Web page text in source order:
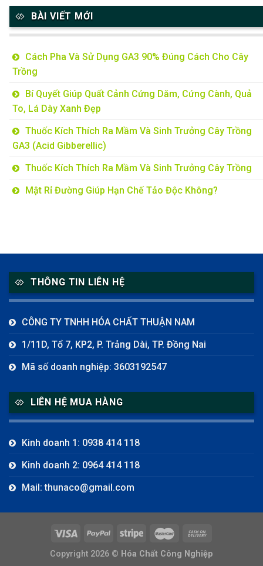
BÀI VIẾT MỚI
Cách Pha Và Sử Dụng GA3 90% Đúng Cách Cho Cây
Trồng
Bí Quyết Giúp Quất Cảnh Cứng Dăm, Cứng Cành, Quả
To, Lá Dày Xanh Đẹp
Thuốc Kích Thích Ra Mầm Và Sinh Trưởng Cây Trồng
GA3 (Acid Gibberellic)
Thuốc Kích Thích Ra Mầm Và Sinh Trưởng Cây Trồng
Mật Rỉ Đường Giúp Hạn Chế Tảo Độc Không?
THÔNG TIN LIÊN HỆ
CÔNG TY TNHH HÓA CHẤT THUẬN NAM
1/11D, Tổ 7, KP2, P. Trảng Dài, TP. Đồng Nai
Mã số doanh nghiệp: 3603192547
LIÊN HỆ MUA HÀNG
Kinh doanh 1: 0938 414 118
Kinh doanh 2: 0964 414 118
Mail: thunaco@gmail.com
Copyright 2026 © Hóa Chất Công Nghiệp